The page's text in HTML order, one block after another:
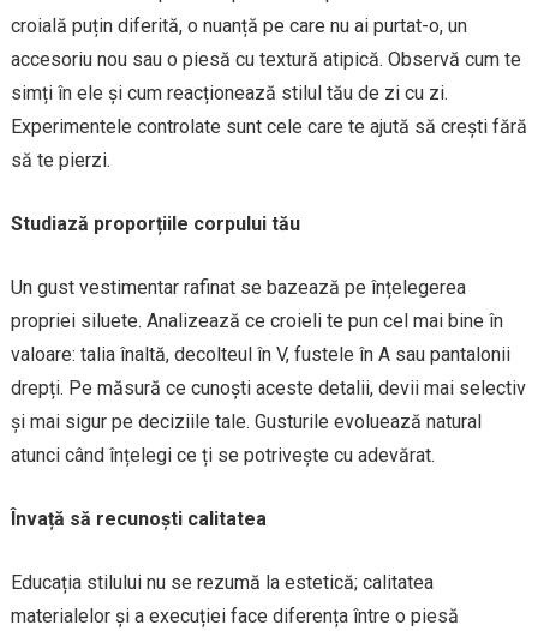
croială puțin diferită, o nuanță pe care nu ai purtat-o, un
accesoriu nou sau o piesă cu textură atipică. Observă cum te
simți în ele și cum reacționează stilul tău de zi cu zi.
Experimentele controlate sunt cele care te ajută să crești fără
să te pierzi.
Studiază proporțiile corpului tău
Un gust vestimentar rafinat se bazează pe înțelegerea
propriei siluete. Analizează ce croieli te pun cel mai bine în
valoare: talia înaltă, decolteul în V, fustele în A sau pantalonii
drepți. Pe măsură ce cunoști aceste detalii, devii mai selectiv
și mai sigur pe deciziile tale. Gusturile evoluează natural
atunci când înțelegi ce ți se potrivește cu adevărat.
Învață să recunoști calitatea
Educația stilului nu se rezumă la estetică; calitatea
materialelor și a execuției face diferența între o piesă